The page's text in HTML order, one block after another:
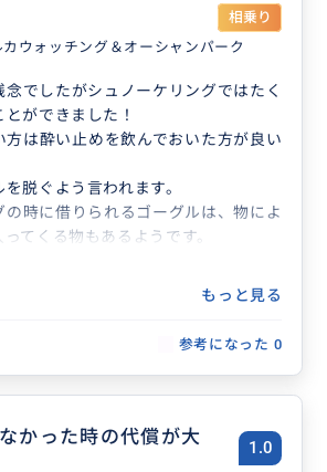
相乗り
カウォッチング＆オーシャンパーク
念でしたがシュノーケリングではたく
ができました！
方は酔い止めを飲んでおいた方が良い
脱ぐよう言われます。
の時に借りられるゴーグルは、物によ
てくる物もあるようです。
もっと見る
参考になった 0
かった時の代償が大
1.0